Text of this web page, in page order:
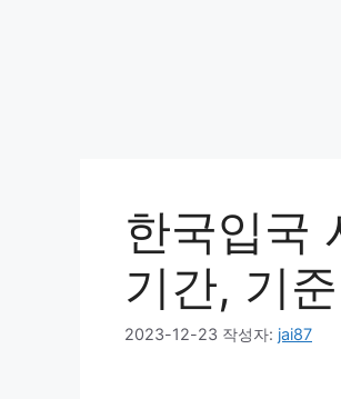
한국입국
기간, 기준
2023-12-23 작성자: jai87